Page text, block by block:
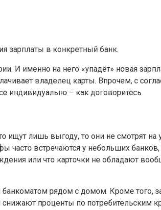
зарплаты в конкретный банк.
И именно на него «упадёт» новая
владелец карты. Впрочем, с
индивидуально – как договоритесь.
ищут лишь выгоду, то они не смотрят на
часто встречаются у небольших банков,
или что карточки не обладают
рядом с домом. Кроме того,
проценты по потребительским